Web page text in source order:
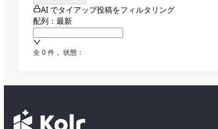
AI でタイアップ投稿をフィルタリング
配列：最新
全 0 件 ， 状態：